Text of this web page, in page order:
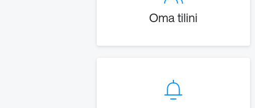
Oma tilini